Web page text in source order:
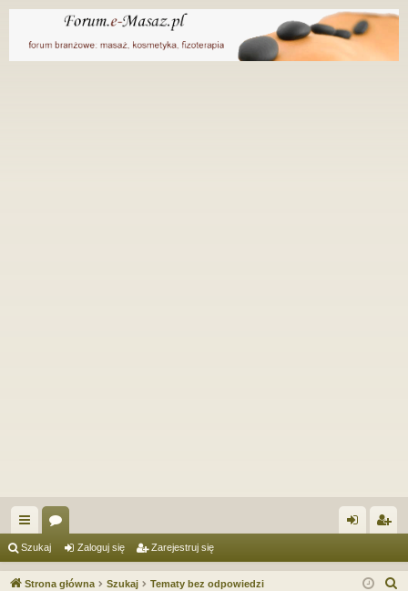
ię
ce
or
a og ej
Szukaj Zaloguj się Zarejestruj się
Strona główna Szukaj Tematy bez odpowiedzi